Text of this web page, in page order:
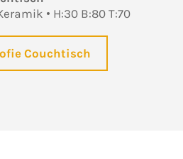
• H:30 B:80 T:70
Couchtisch